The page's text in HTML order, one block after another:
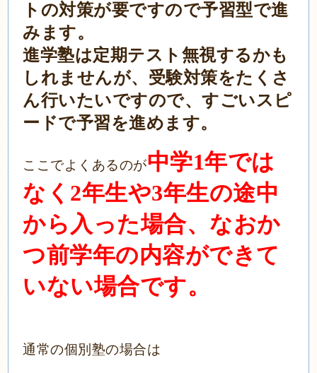
トの対策が要ですので予習型で進
みます。
進学塾は定期テスト無視するかも
しれませんが、受験対策をたくさ
ん行いたいですので、すごいスピ
ードで予習を進めます。
ここでよくあるのが中学1年では
なく2年生や3年生の途中
から入った場合、なおか
つ前学年の内容ができて
いない場合です。
通常の個別塾の場合は